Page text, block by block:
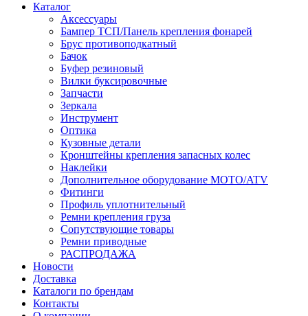
Каталог
Аксессуары
Бампер ТСП/Панель крепления фонарей
Брус противоподкатный
Бачок
Буфер резиновый
Вилки буксировочные
Запчасти
Зеркала
Инструмент
Оптика
Кузовные детали
Кронштейны крепления запасных колес
Наклейки
Дополнительное оборудование MOTO/ATV
Фитинги
Профиль уплотнительный
Ремни крепления груза
Сопутствующие товары
Ремни приводные
РАСПРОДАЖА
Новости
Доставка
Каталоги по брендам
Контакты